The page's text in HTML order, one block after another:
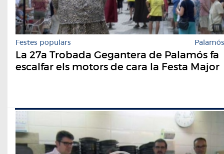
Festes populars Palamós
La 27a Trobada Gegantera de Palamós fa
escalfar els motors de cara la Festa Major